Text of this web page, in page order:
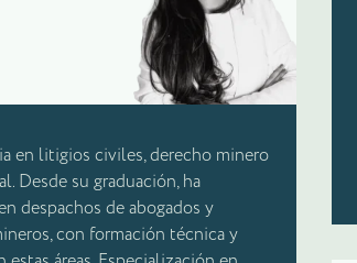
en litigios civiles, derecho minero
Desde su graduación, ha
despachos de abogados y
con formación técnica y